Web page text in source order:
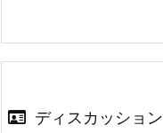
ディスカッション